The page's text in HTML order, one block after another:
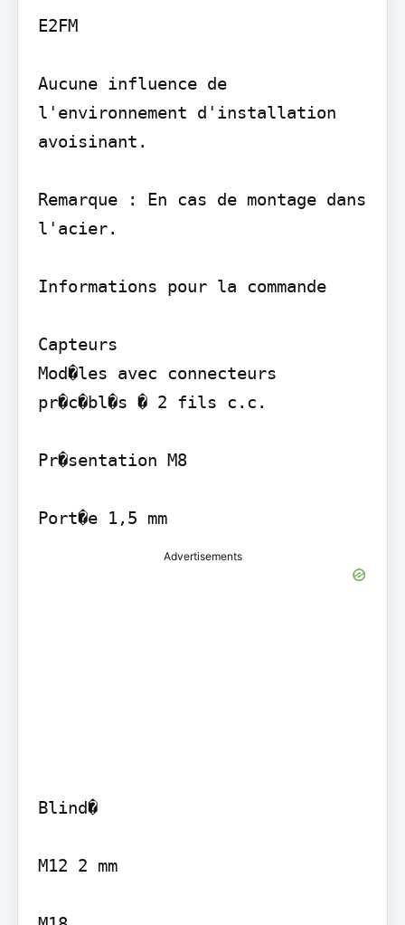
E2FM
Aucune influence de
l'environnement d'installation
avoisinant.
Remarque : En cas de montage dans
l'acier.
Informations pour la commande
Capteurs
Mod�les avec connecteurs
pr�c�bl�s � 2 fils c.c.
Pr�sentation M8
Port�e 1,5 mm
Advertisements
Blind�
M12 2 mm